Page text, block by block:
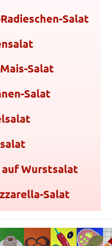
Salat
Salat
Salat
auf Wurstsalat
Salat